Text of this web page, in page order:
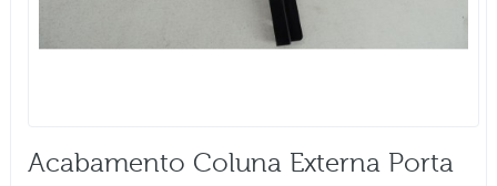
Acabamento Coluna Externa Porta